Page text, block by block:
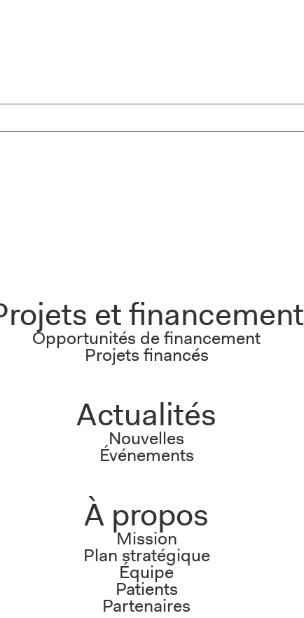
et financement
Opportunités de financement
Projets financés
Actualités
Nouvelles
Événements
À propos
Mission
Plan stratégique
Équipe
Patients
Partenaires